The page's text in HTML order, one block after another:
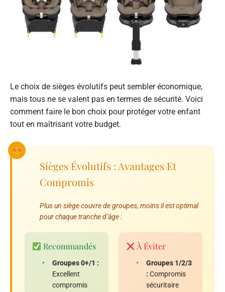
Le choix de sièges évolutifs peut sembler économique,
mais tous ne se valent pas en termes de sécurité. Voici
comment faire le bon choix pour protéger votre enfant
tout en maîtrisant votre budget.
Sièges Évolutifs : Avantages Et
Compromis
Plus un siège couvre de groupes, moins il est optimal
pour chaque tranche d’âge :
Recommandés
•
Groupes 0+/1 :
Excellent
compromis
À Éviter
•
Groupes 1/2/3
: Compromis
sécuritaire